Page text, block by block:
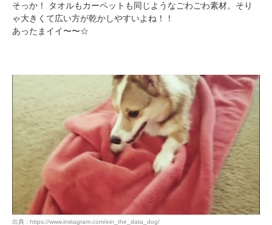
そっか！ タオルもカーペットも同じようなごわごわ素材。そり
ゃ大きくて広い方が乾かしやすいよね！！
あったまイイ〜〜☆
出典 : https://www.instagram.com/ein_the_data_dog/